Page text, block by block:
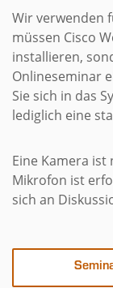
Wir verwenden
müssen Cisco
installieren,
Onlineseminar
Sie sich in das
lediglich eine
Eine Kamera
Mikrofon ist
sich an